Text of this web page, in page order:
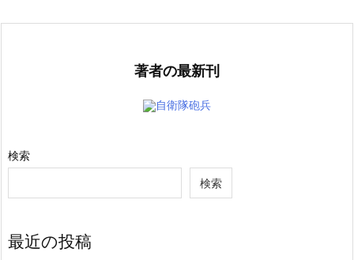
著者の最新刊
自衛隊砲兵
検索
検索
最近の投稿